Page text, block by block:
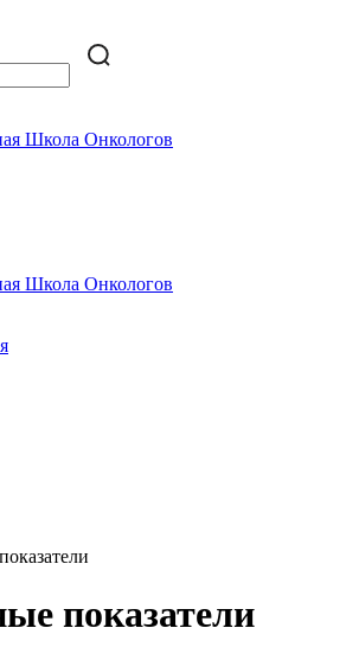
Школа Онкологов
Школа Онкологов
показатели